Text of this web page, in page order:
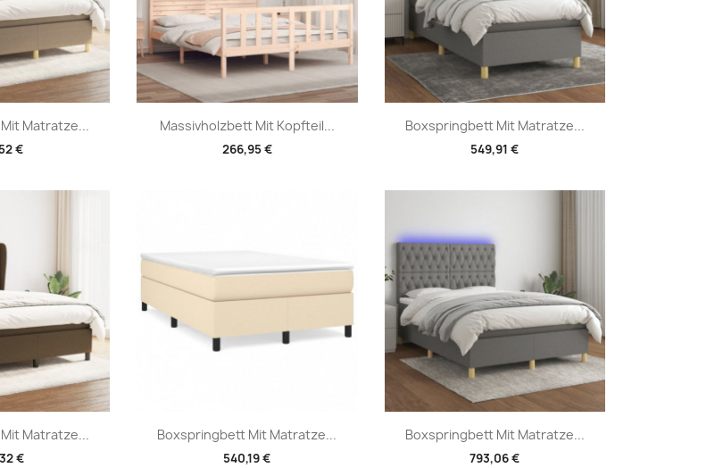
Matratze...
€
Massivholzbett Mit Kopfteil...
266,95 €
Vorschau Boxspringbett Mit Matratze...
549,91 €
Vorschau
Matratze...
€
Boxspringbett Mit Matratze...
540,19 €
Vorschau Boxspringbett Mit Matratze...
793,06 €
Vorschau